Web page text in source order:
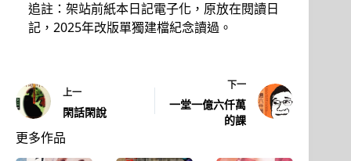
追註：架站前紙本日記電子化，原放在閱讀日
記，2025年改版單獨建檔紀念讀過。
上一
閑話閑說
下一
一堂一億六仟萬
的課
更多作品